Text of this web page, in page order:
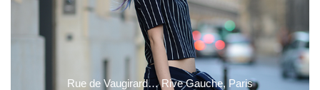
Rue de Vaugirard… Rive Gauche, Paris